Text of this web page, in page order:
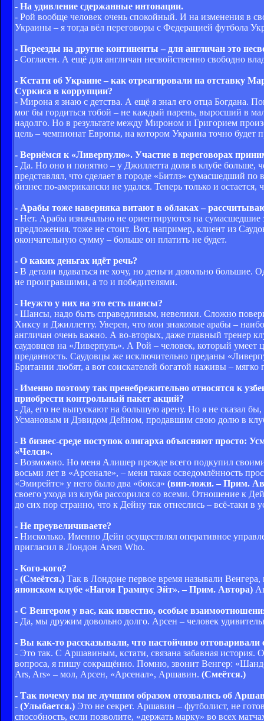
- На удивление сдержанные интонации.
- Рой вообще человек очень спокойный. И на изменения в
Украины – я тогда вёл переговоры с Федерацией футбола
- Переезды на другие континенты – для англичан это
- Согласен. А ещё для англичан несвойственно свободно
- Кстати об Украине – как отреагировали на отставку
Суркиса в коррупции?
- Мирона я знаю с детства. А ещё я знал его отца Богдана.
мог бы гордиться тобой – не каждый парень, выросший в
надолго. Но в результате между Мироном и Григорием
цель – чемпионат Европы, на котором Украина точно будет
- Вернёмся к «Ливерпулю». Участие в переговорах
- Да. Но оно и понятно – у Джиллетта доля в клубе больше,
представлял, что сделает в городе «Битлз» сумасшедший
бизнес по-американски не удался. Теперь только и остается,
- Арабы тоже наверняка витают в облаках –
- Нет. Арабы изначально не ориентируются на сумасшедшие
предложения, тоже не стоит. Вот, например, клиент из
окончательную сумму – больше он платить не будет.
- О каких деньгах идёт речь?
- В детали вдаваться не хочу, но деньги довольно
не проигравшими, а то и победителями.
- Неужто у них на это есть шансы?
- Шансы, надо быть справедливым, невелики. Сложно
Хиксу и Джиллетту. Уверен, что мои знакомые арабы –
англичан очень важно. А во-вторых, даже главный тренер
саудовцев на «Ливерпуль». А Рой – человек, который умеет
преданность. Саудовцы же исключительно преданы
Британии любят, а вот соискателей богатой наживы – мягко
- Именно поэтому так пренебрежительно относятся к
приобрести контрольный пакет акций?
- Да, его не выпускают на большую арену. Но я не сказал
Усмановым и Дэвидом Дейном, продавшим свою долю в
- В бизнес-среде поступок олигарха объясняют просто:
«Челси».
- Возможно. Но меня Алишер прежде всего подкупил
восьми лет в «Арсенале», – меня такая осведомлённость
«Эмирейтс» у него было два «бокса» (вип-ложи. – Прим.
своего ухода из клуба рассорился со всеми. Отношение к
до сих пор странно, что к Дейну так отнеслись – всё-таки в
- Не преувеличиваете?
- Нисколько. Именно Дейн осуществлял оперативное
пригласил в Лондон Arsen Who.
- Кого-кого?
- (Смеётся.) Так в Лондоне первое время называли
японском клубе «Нагоя Грампус Эйт». – Прим. Автора)
- С Венгером у вас, как известно, особые
- Да, мы дружим довольно долго. Арсен – человек
- Вы как-то рассказывали, что настойчиво
- Это так. С Аршавиным, кстати, связана забавная история.
вопроса, я пишу сокращённо. Помню, звонит Венгер:
Ars, Ars» – мол, Арсен, «Арсенал», Аршавин. (Смеётся.)
- Так почему вы не лучшим образом отозвались об
- (Улыбается.) Это не секрет. Аршавин – футболист, не
способность, если позволите, «держать марку» во всех